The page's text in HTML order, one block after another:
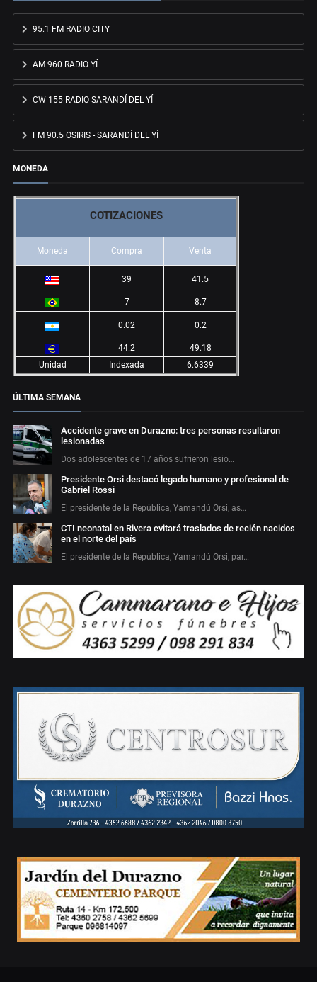
95.1 FM RADIO CITY
AM 960 RADIO YÍ
CW 155 RADIO SARANDÍ DEL YÍ
FM 90.5 OSIRIS - SARANDÍ DEL YÍ
MONEDA
COTIZACIONES
Moneda Compra Venta
39 41.5
7 8.7
0.02 0.2
44.2
49.18
Unidad
Indexada 6.6339
ÚLTIMA SEMANA
Accidente grave en Durazno: tres personas resultaron
lesionadas
Dos adolescentes de 17 años sufrieron lesio…
Presidente Orsi destacó legado humano y profesional de
Gabriel Rossi
El presidente de la República, Yamandú Orsi, as…
CTI neonatal en Rivera evitará traslados de recién nacidos
en el norte del país
El presidente de la República, Yamandú Orsi, par…